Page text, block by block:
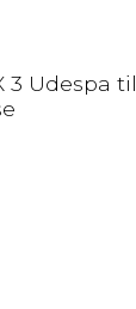
3 Udespa til